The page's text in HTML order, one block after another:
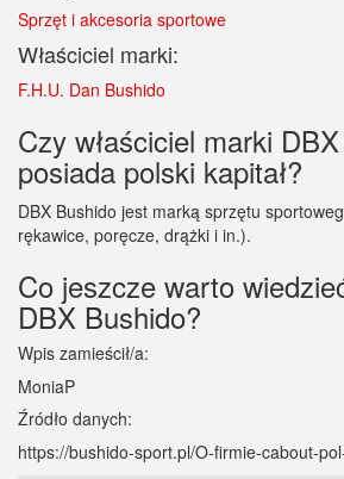
Sprzęt i akcesoria sportowe
Właściciel marki:
F.H.U. Dan Bushido
Czy właściciel marki
posiada polski kapitał?
DBX Bushido jest marką sprzętu
rękawice, poręcze, drążki i in.).
Co jeszcze warto
DBX Bushido?
Wpis zamieścił/a:
MoniaP
Źródło danych:
https://bushido-sport.pl/O-firmie-cabout-